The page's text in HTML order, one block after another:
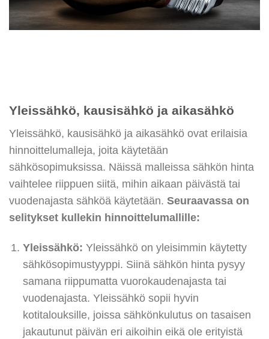
Yleissähkö, kausisähkö ja aikasähkö
Yleissähkö, kausisähkö ja aikasähkö ovat erilaisia
hinnoittelumalleja, joita käytetään
sähkösopimuksissa. Näissä malleissa sähkön hinta
vaihtelee riippuen siitä, mihin aikaan päivästä tai
vuodenajasta sähköä käytetään. Seuraavassa on
selitykset kullekin hinnoittelumallille:
Yleissähkö: Yleissähkö on yleisimmin käytetty
sähkösopimustyyppi. Siinä sähkön hinta pysyy
samana riippumatta vuorokaudenajasta tai
vuodenajasta. Yleissähkö sopii hyvin
kotitalouksille, joissa sähkönkulutus on tasaisen
jakautunut päivän eri aikoihin eikä ole erityistä